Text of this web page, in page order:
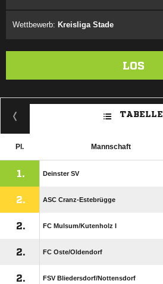
Wettbewerb: Kreisliga Stade
LOS
TABELLE
Pl. Mannschaft
1. Deinster SV
2. ASC Cranz-Estebrügge
2. FC Mulsum/​Kutenholz I
2. FC Oste/​Oldendorf
2. FSV Bliedersdorf/​Nottensdorf